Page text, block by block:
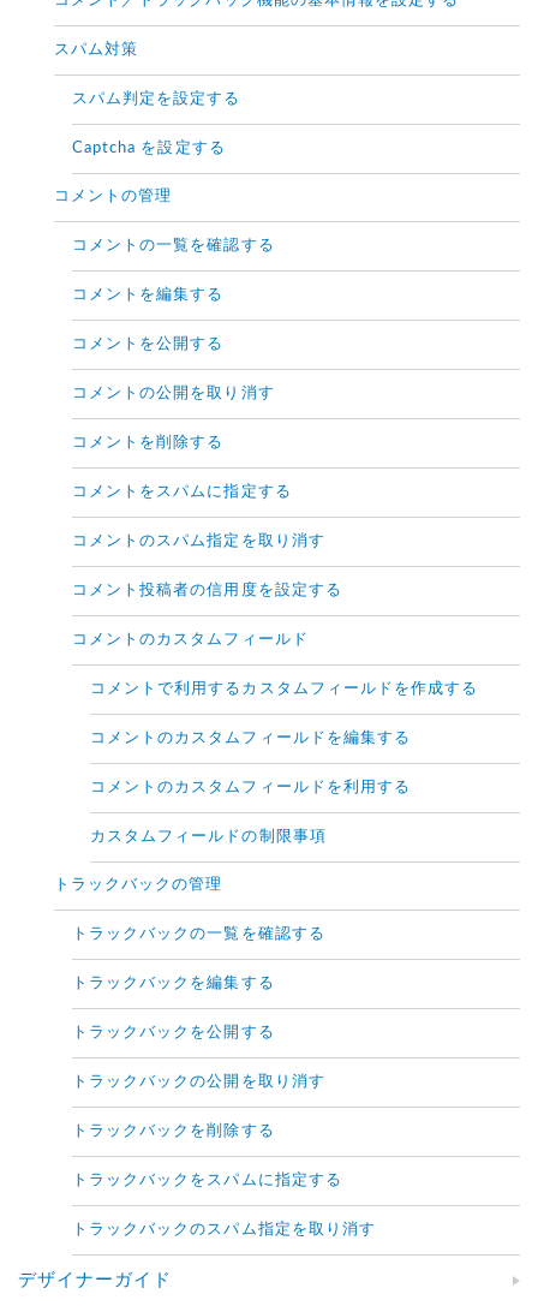
スパム対策
スパム判定を設定する
Captcha を設定する
コメントの管理
コメントの一覧を確認する
コメントを編集する
コメントを公開する
コメントの公開を取り消す
コメントを削除する
コメントをスパムに指定する
コメントのスパム指定を取り消す
コメント投稿者の信用度を設定する
コメントのカスタムフィールド
コメントで利用するカスタムフィールドを作成する
コメントのカスタムフィールドを編集する
コメントのカスタムフィールドを利用する
カスタムフィールドの制限事項
トラックバックの管理
トラックバックの一覧を確認する
トラックバックを編集する
トラックバックを公開する
トラックバックの公開を取り消す
トラックバックを削除する
トラックバックをスパムに指定する
トラックバックのスパム指定を取り消す
デザイナーガイド